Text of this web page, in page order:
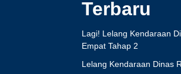
Terbaru
Lagi! Lelang Kendaraan
Empat Tahap 2
Lelang Kendaraan Dinas